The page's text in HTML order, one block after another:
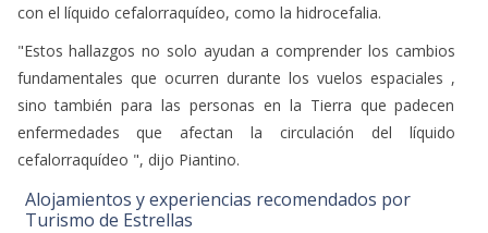
con el líquido cefalorraquídeo, como la hidrocefalia.
"Estos hallazgos no solo ayudan a comprender los cambios
fundamentales que ocurren durante los vuelos espaciales ,
sino también para las personas en la Tierra que padecen
enfermedades que afectan la circulación del líquido
cefalorraquídeo ", dijo Piantino.
Alojamientos y experiencias recomendados por
Turismo de Estrellas